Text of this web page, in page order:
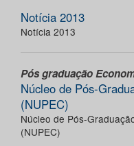
Notícia 2013
Notícia 2013
Pós graduação
Núcleo de Pós-
(NUPEC)
Núcleo de Pós-
(NUPEC)